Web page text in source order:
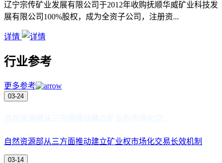
辽宁宗传矿业发展有限公司于2012年收购抚顺华威矿业科技发
展有限公司100%股权，成为全资子公司，注册资...
详情
行业参考
更多参考
03-24
自然资源部从三方面推动建立矿业权市场化交易长效机制
03-14